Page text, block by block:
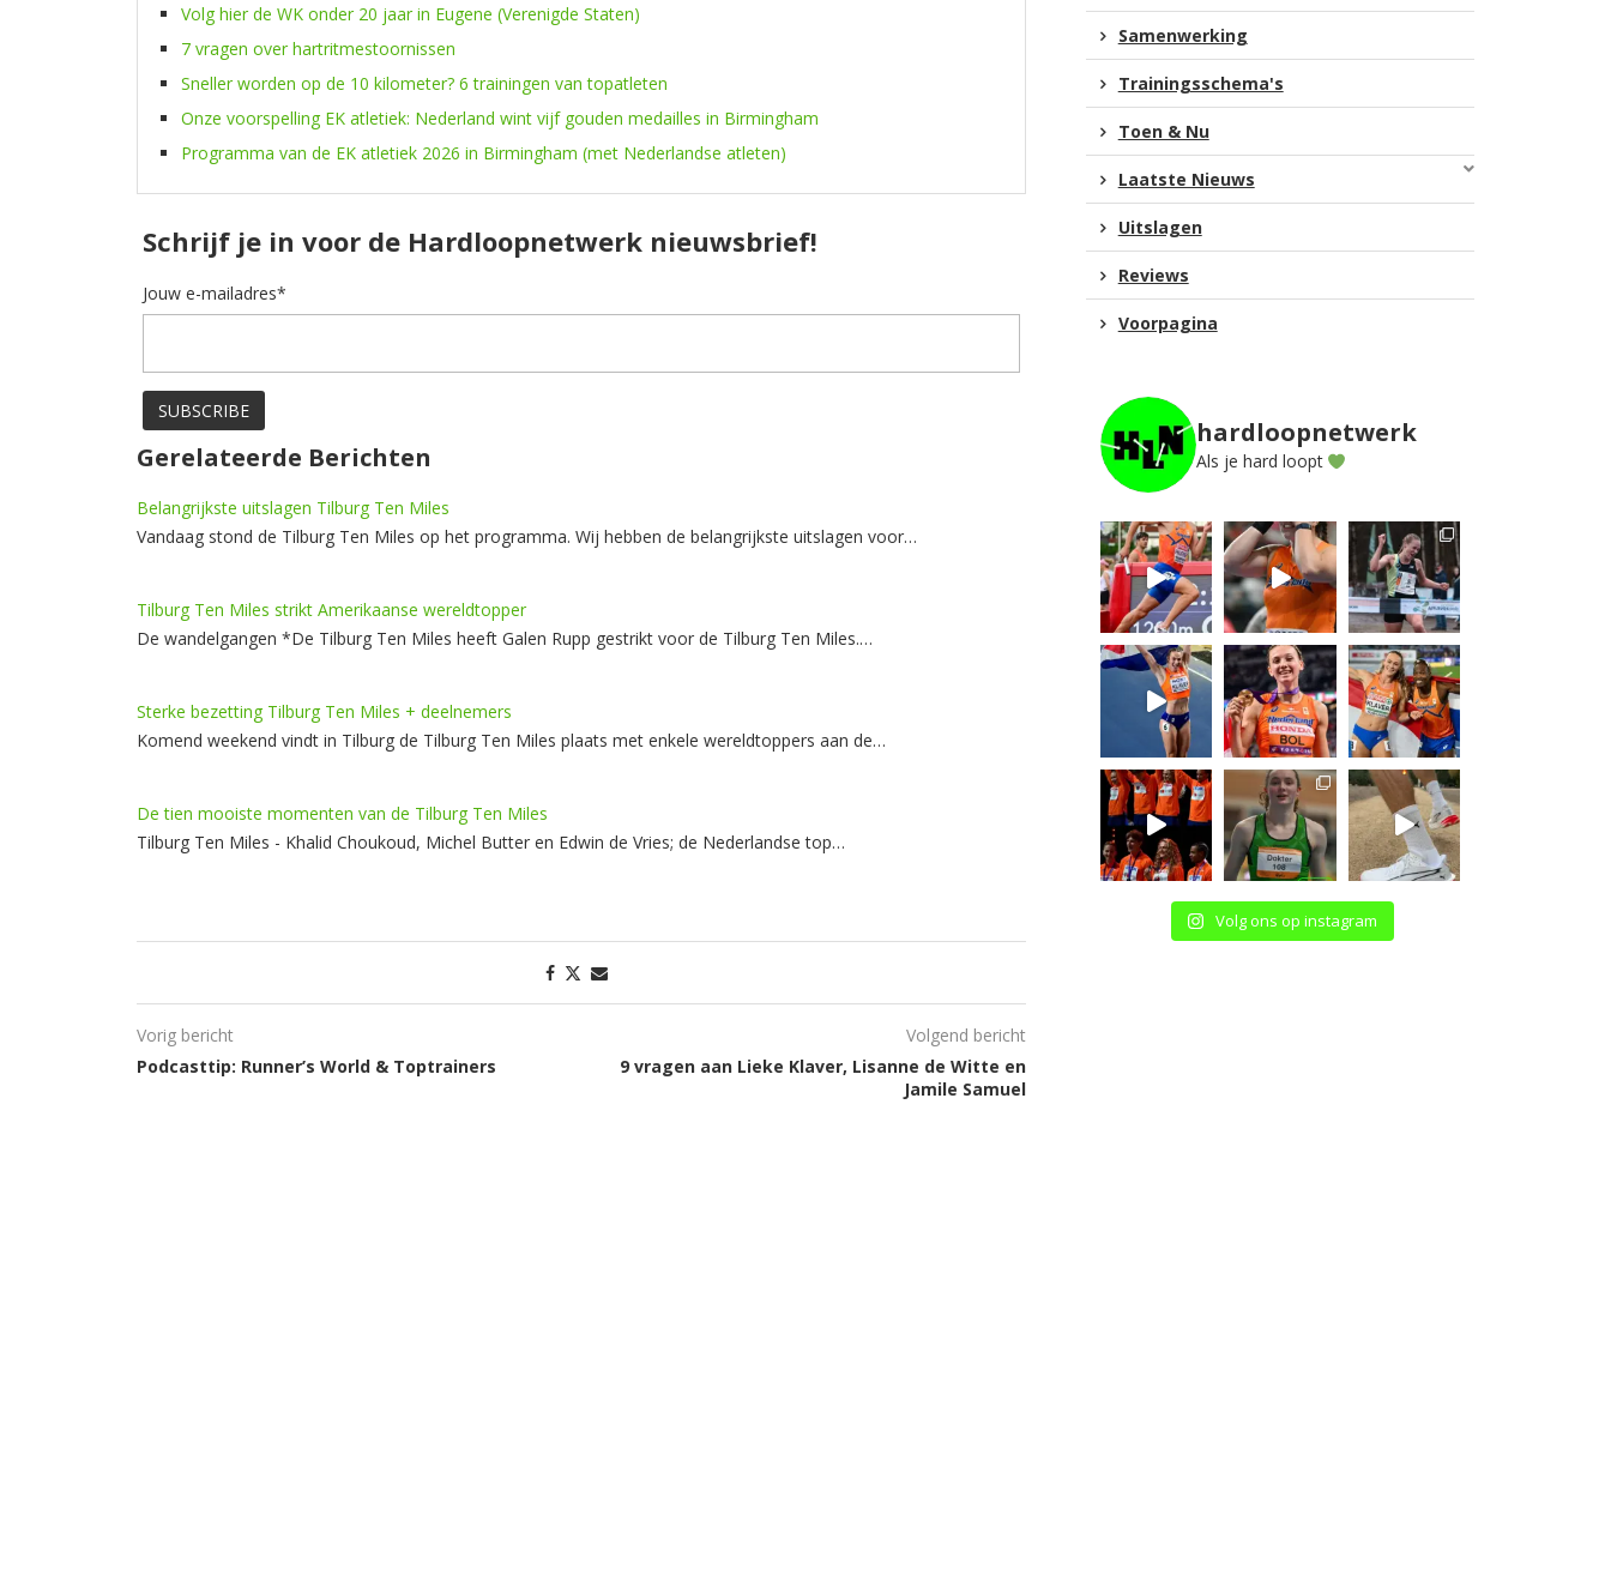
Volg hier de WK onder 20 jaar in Eugene (Verenigde Staten)
7 vragen over hartritmestoornissen
Sneller worden op de 10 kilometer? 6 trainingen van topatleten
Onze voorspelling EK atletiek: Nederland wint vijf gouden medailles in Birmingham
Programma van de EK atletiek 2026 in Birmingham (met Nederlandse atleten)
Schrijf je in voor de Hardloopnetwerk nieuwsbrief!
Jouw e-mailadres*
Gerelateerde Berichten
Belangrijkste uitslagen Tilburg Ten Miles
Vandaag stond de Tilburg Ten Miles op het programma. Wij hebben de belangrijkste uitslagen voor…
Tilburg Ten Miles strikt Amerikaanse wereldtopper
De wandelgangen *De Tilburg Ten Miles heeft Galen Rupp gestrikt voor de Tilburg Ten Miles.…
Sterke bezetting Tilburg Ten Miles + deelnemers
Komend weekend vindt in Tilburg de Tilburg Ten Miles plaats met enkele wereldtoppers aan de…
De tien mooiste momenten van de Tilburg Ten Miles
Tilburg Ten Miles - Khalid Choukoud, Michel Butter en Edwin de Vries; de Nederlandse top…
Vorig bericht
Podcasttip: Runner’s World & Toptrainers
Volgend bericht
9 vragen aan Lieke Klaver, Lisanne de Witte en
Jamile Samuel
Samenwerking
Trainingsschema's
Toen & Nu
Laatste Nieuws
Uitslagen
Reviews
Voorpagina
hardloopnetwerk
Als je hard loopt
Volg ons op instagram